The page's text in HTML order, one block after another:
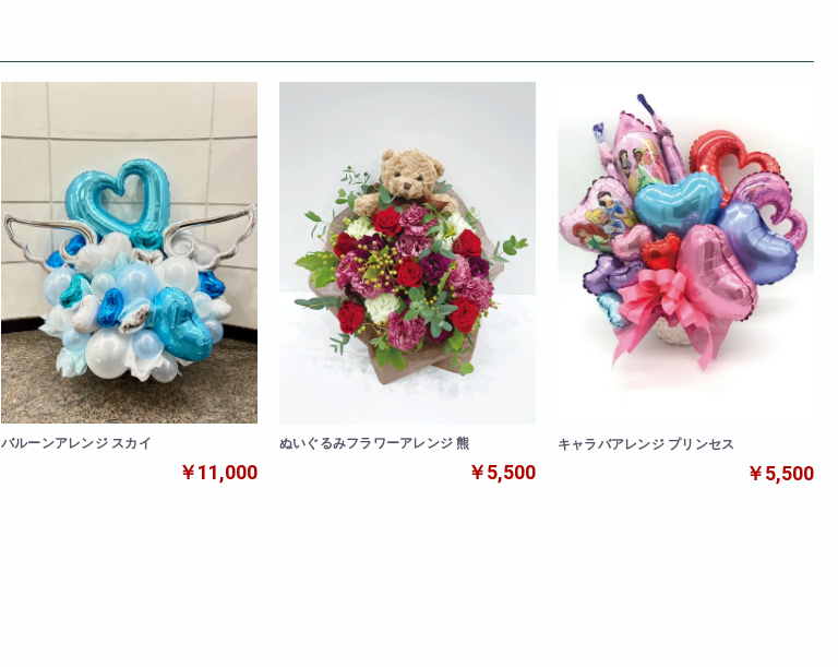
バルーンアレンジ スカイ
￥11,000
ぬいぐるみフラワーアレンジ 熊
￥5,500
キャラバアレンジ プリンセス
￥5,500